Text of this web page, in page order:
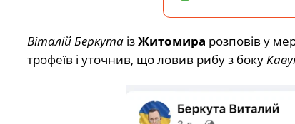
Віталій БеркутаізЖитомира розповів у
трофеїв і уточнив, що ловив рибу з боку